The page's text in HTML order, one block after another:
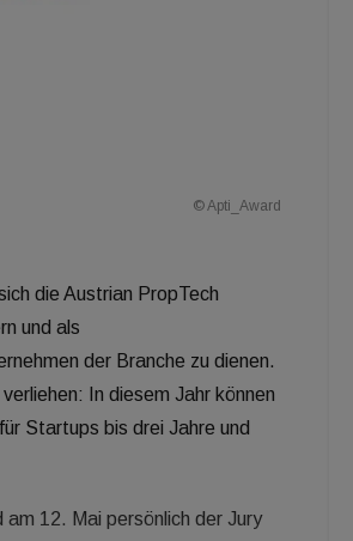
© Apti_Award
die Austrian PropTech
und als
der Branche zu dienen.
In diesem Jahr können
Startups bis drei Jahre und
12. Mai persönlich der Jury